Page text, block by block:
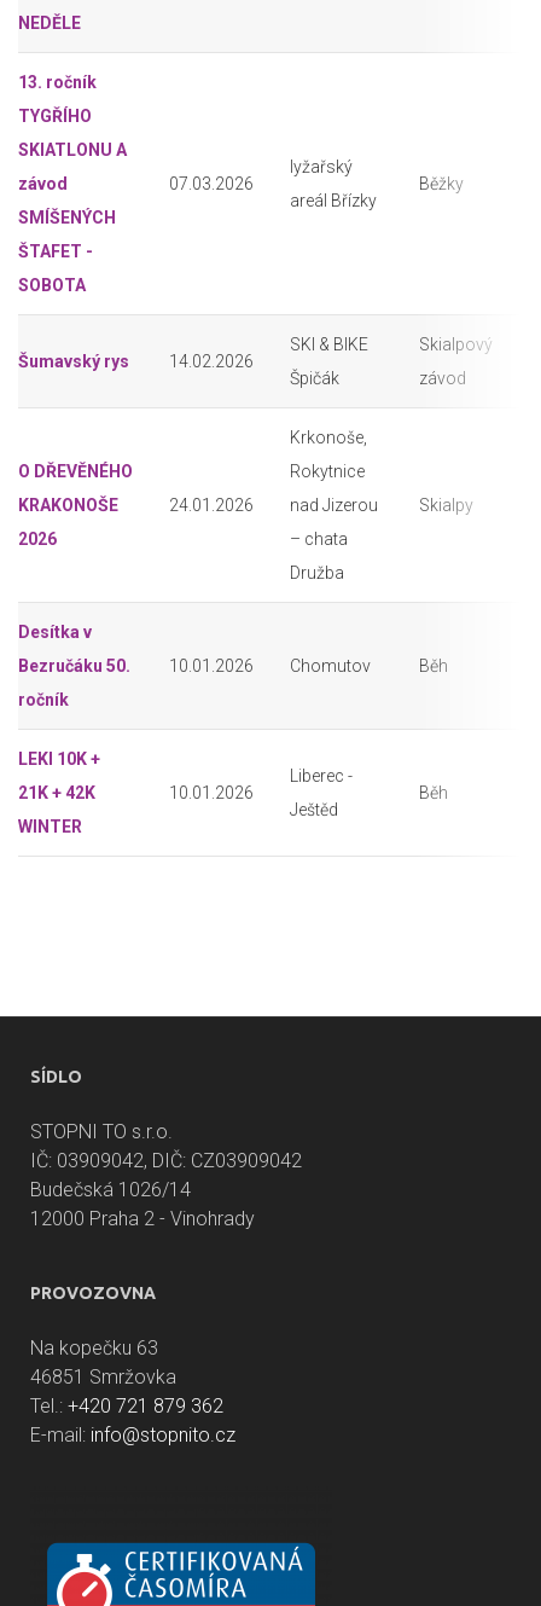
NEDĚLE
13. ročník
TYGŘÍHO
SKIATLONU A
závod
SMÍŠENÝCH
ŠTAFET -
SOBOTA
07.03.2026
lyžařský
areál Břízky
Běžky
Šumavský rys 14.02.2026
SKI & BIKE
Špičák
Skialpový
závod
O DŘEVĚNÉHO
KRAKONOŠE
2026
24.01.2026
Krkonoše,
Rokytnice
nad Jizerou
– chata
Družba
Skialpy
Desítka v
Bezručáku 50.
ročník
10.01.2026 Chomutov Běh
LEKI 10K +
21K + 42K
WINTER
10.01.2026
Liberec -
Ještěd
Běh
SÍDLO
STOPNI TO s.r.o.
IČ: 03909042, DIČ: CZ03909042
Budečská 1026/14
12000 Praha 2 - Vinohrady
PROVOZOVNA
Na kopečku 63
46851 Smržovka
Tel.: +420 721 879 362
E-mail: info@stopnito.cz